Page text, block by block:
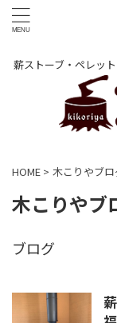
薪ストーブ・ペレッ
HOME > 木こりやブ
木こりやブ
ブログ